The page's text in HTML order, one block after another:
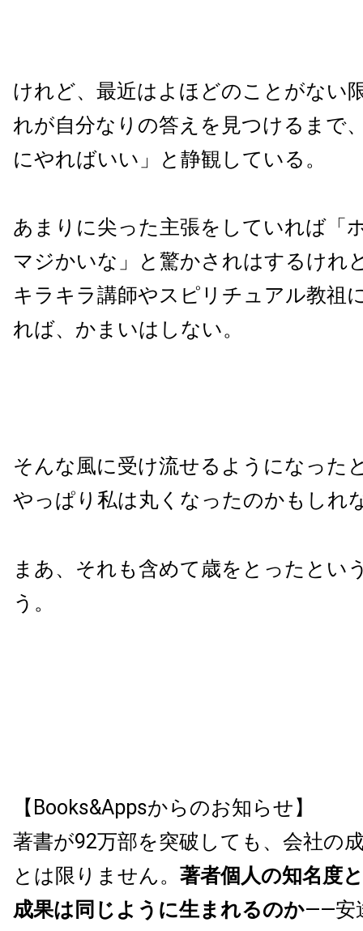
けれど、最近はよほどのことがない
れが自分なりの答えを見つけるまで
にやればいい」と静観している。
あまりに尖った主張をしていれば「
マジかいな」と驚かされはするけれ
キラキラ講師やスピリチュアル教祖
れば、かまいはしない。
そんな風に受け流せるようになった
やっぱり私は丸くなったのかもしれ
まあ、それも含めて歳をとったとい
う。
【Books&Appsからのお知らせ】
著書が92万部を突破しても、会社の
とは限りません。 著者個人の知名度
成果は同じように生まれるのか——安